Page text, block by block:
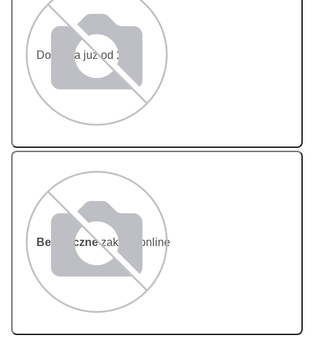
Dostawa już od 13 zł
Bezpiecznezakupy online